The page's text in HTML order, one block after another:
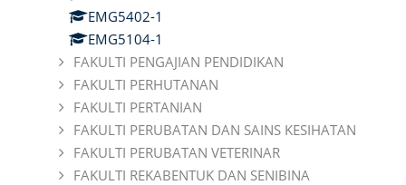
EMG5402-1
EMG5104-1
FAKULTI PENGAJIAN PENDIDIKAN
FAKULTI PERHUTANAN
FAKULTI PERTANIAN
FAKULTI PERUBATAN DAN SAINS KESIHATAN
FAKULTI PERUBATAN VETERINAR
FAKULTI REKABENTUK DAN SENIBINA